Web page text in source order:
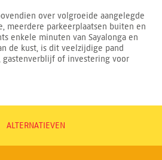
over volgroeide aangelegde
meerdere parkeerplaatsen buiten en
enkele minuten van Sayalonga en
de kust, is dit veelzijdige pand
gastenverblijf of investering voor
ALTERNATIEVEN